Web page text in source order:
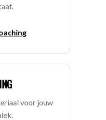
voor jouw